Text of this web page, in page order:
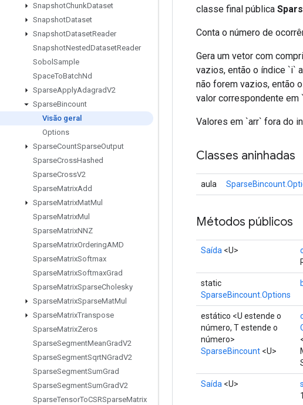
SnapshotChunkDataset
SnapshotDataset
SnapshotDatasetReader
SnapshotNestedDatasetReader
Sobol Sample
SpaceToBatchNd
SparseApplyAdagradV2
SparseBincount
Visão geral
Options
SparseCountSparseOutput
SparseCrossHashed
SparseCrossV2
SparseMatrixAdd
SparseMatrixMatMul
SparseMatrixMul
SparseMatrixNNZ
SparseMatrixOrderingAMD
SparseMatrixSoftmax
SparseMatrixSoftmaxGrad
SparseMatrixSparseCholesky
SparseMatrixSparseMatMul
SparseMatrixTranspose
SparseMatrixZeros
SparseSegmentMeanGradV2
SparseSegmentSqrtNGradV2
SparseSegmentSumGrad
SparseSegmentSumGradV2
SparseTensorToCSRSparseMatrix
classe final pública
Conta o número de
Gera um vetor com
vazios, então o índice `i`
não forem vazios, então
valor correspondente em
Valores em `arr` fora do
Classes aninhadas
aula
Métodos públicos
Saída <U>
static
SparseBincount.Options
estático <U estende o
número, T estende o
número>
SparseBincount <U>
Saída <U>